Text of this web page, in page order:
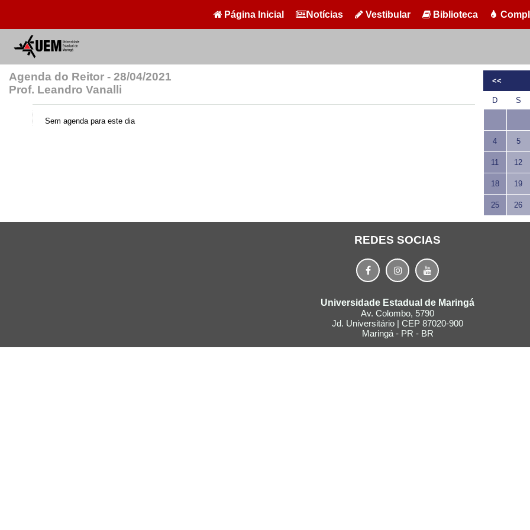
Página Inicial Notícias Vestibular Biblioteca
Agenda do Reitor - 28/04/2021
Prof. Leandro Vanalli
Sem agenda para este dia
<<
D S
4 5
11 12
18 19
25 26
REDES SOCIAS
Universidade Estadual de Maringá
Av. Colombo, 5790
Jd. Universitário | CEP 87020-900
Maringá - PR - BR